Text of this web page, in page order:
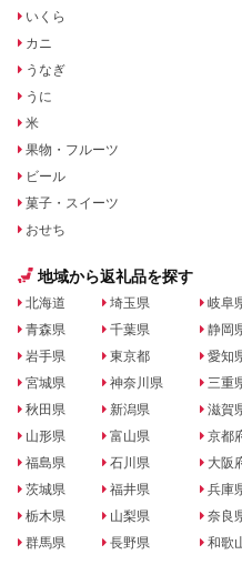
いくら
カニ
うなぎ
うに
米
果物・フルーツ
ビール
菓子・スイーツ
おせち
地域から返礼品を探す
北海道
青森県
岩手県
宮城県
秋田県
山形県
福島県
茨城県
栃木県
群馬県
埼玉県
千葉県
東京都
神奈川県
新潟県
富山県
石川県
福井県
山梨県
長野県
岐阜
静岡
愛知
三重
滋賀
京都
大阪
兵庫
奈良
和歌